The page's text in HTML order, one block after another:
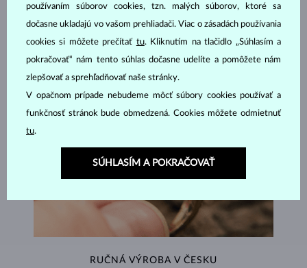
RUČNÁ VÝROBA V ČESKU
používaním súborov cookies, tzn. malých súborov, ktoré sa
dočasne ukladajú vo vašom prehliadači. Viac o zásadách používania
cookies si môžete prečítať tu. Kliknutím na tlačidlo „Súhlasím a
pokračovať“ nám tento súhlas dočasne udelíte a pomôžete nám
zlepšovať a sprehľadňovať naše stránky.
V opačnom prípade nebudeme môcť súbory cookies používať a
funkčnosť stránok bude obmedzená. Cookies môžete odmietnuť
tu.
SÚHLASÍM A POKRAČOVAŤ